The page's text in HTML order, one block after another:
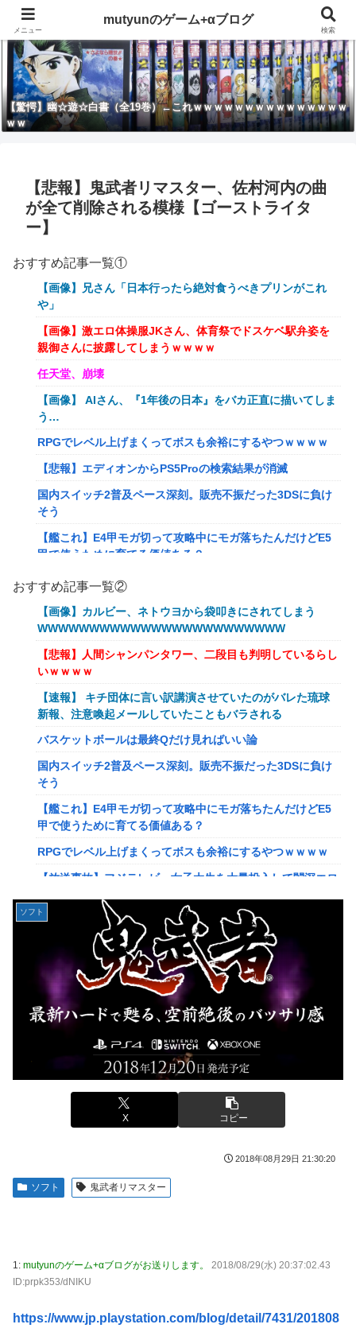
【驚愕】幽☆遊☆白書（全19巻）←これｗｗｗｗｗｗｗｗｗｗｗｗｗｗｗ
ｗｗ
【悲報】鬼武者リマスター、佐村河内の曲
が全て削除される模様【ゴーストライタ
ー】
おすすめ記事一覧①
【画像】兄さん「日本行ったら絶対食うべきプリンがこれ
や」
【画像】激エロ体操服JKさん、体育祭でドスケベ駅弁姿を
親御さんに披露してしまうｗｗｗｗ
任天堂、崩壊
【画像】 AIさん、『1年後の日本』をバカ正直に描いてしま
う…
RPGでレベル上げまくってボスも余裕にするやつｗｗｗｗ
【悲報】エディオンからPS5Proの検索結果が消滅
国内スイッチ2普及ペース深刻。販売不振だった3DSに負け
そう
【艦これ】E4甲モガ切って攻略中にモガ落ちたんだけどE5
甲で使うために育てる価値ある？
RPGでレベル上げまくってボスも余裕にするやつｗｗｗｗ
【艦これ】でもイベントのたびに思うんだ 空母機動部隊っ
てクソだわ！
【衝撃】葬儀屋「火葬プランはどうなさいますか？」ワイ喪
主「直葬で(即答)」→結果ァw w w w w w w w w w
イーロン・マスク「中国のロボットはデタラメで遠隔操作し
てるだけ」
【画像】このLINEでなんで女が怒ってるのか分かんない奴
はモテない奴確定らしい←お前らは勿論わかるよ
な？？？？？？？
【動画】高校生さん、文化祭でコーヒーカップを作って大盛
りあがり←なんかどっかで見たことあると話題に
【NGS】LG5「レアレンス」シリーズが強すぎると話題に
【アプグレも約束】
【ｗ】長年育てやっと蕾がつき楽しみにしてたら動物の死肉
『ゼルダの伝説』ゼルダ姫とリンクって毎回結ばれずに別の
相手と子孫を残してるって本当…？
韓国人「英メディアや海外各社も一斉に韓国サッカー協会を
巡る過去の不祥事を報道！」→「国際的な信用失墜の危
機‥」
【画像】廃墟化したレンタルビデオ屋、そのまま時が止まっ
てしまっていると話題にｗｗｗｗ
【悲報】女性配信者「アスペの検査してみた…みんなこれわ
かるの？」
【画像】ハンターハンターさん、ガチで最強の新能力を登場
させてしまうｗｗｗｗｗｗｗ
【画像】週刊少年マガジン、限界突破
「テイルズオブシンフォニア リマスター」発売日が2/16に
決定！最新の「発売日告知トレーラー」も公開！
実際『ゼルダ 時オカ』→『風タク』の時の空気感を知りた
い
いことになってしまうw w w w w w w
おすすめ記事一覧②
【画像】カルビー、ネトウヨから袋叩きにされてしまう
WWWWWWWWWWWWWWWWWWWWWWWW
【悲報】人間シャンパンタワー、二段目も判明しているらし
いｗｗｗｗ
【速報】 キチ団体に言い訳講演させていたのがバレた琉球
新報、注意喚起メールしていたこともバラされる
バスケットボールは最終Qだけ見ればいい論
国内スイッチ2普及ペース深刻。販売不振だった3DSに負け
そう
【艦これ】E4甲モガ切って攻略中にモガ落ちたんだけどE5
甲で使うために育てる価値ある？
RPGでレベル上げまくってボスも余裕にするやつｗｗｗｗ
【放送事故】フジテレビ、女子大生を大量投入して闇深エロ
【悲報】坂口杏里を家に住ませてあげた結果ｗｗｗｗ
【悲報】女性配信者「アスペの検査してみた…みんなこれわ
かるの？」
【画像】20年前のAV、キチガイすぎるwwwwww
【画像】女さん、ミニ過ぎる浴衣を着た写真を投稿して叩か
【朗報】菅直人元総理、再評価されるｗｗｗｗｗｗｗｗｗｗ
ｗｗｗｗｗｗｗｗ
【画像】このLINEでなんで女が怒ってるのか分かんない奴
はモテない奴確定らしい←お前らは勿論わかるよ
海外「日本は戦勝国なんだよ」 戦後の日本人の特別な生き
様に各国から称賛の声
い
【画像】サンモニの女子アナさん、日曜の朝から素材を提供
ソフト
X コピー
2018年08月29日 21:30:20
ソフト 鬼武者リマスター
1: mutyunのゲーム+αブログがお送りします。
2018/08/29(水) 20:37:02.43
ID:prpk353/dNIKU
https://www.jp.playstation.com/blog/detail/7431/201808
メニュー
mutyunのゲーム+αブログ
検索